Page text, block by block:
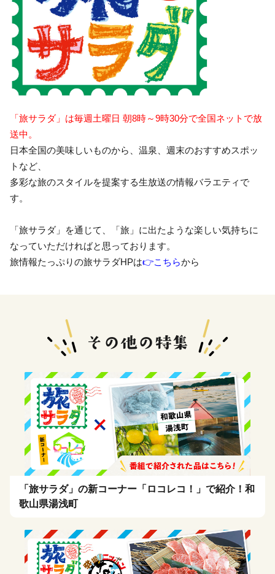
「旅サラダ」は毎週土曜日 朝8時～9時30分で全国ネットで放
送中。
日本全国の美味しいものから、温泉、週末のおすすめスポッ
トなど、
多彩な旅のスタイルを提案する生放送の情報バラエティで
す。
「旅サラダ」を通じて、「旅」に出たような楽しい気持ちに
なっていただければと思っております。
旅情報たっぷりの旅サラダHPは👉こちらから
「旅サラダ」の新コーナー「ロコレコ！」で紹介！和
歌山県湯浅町